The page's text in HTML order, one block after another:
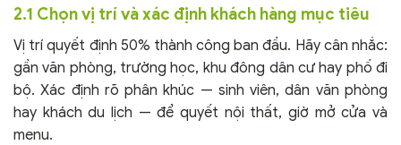
2.1 Chọn vị trí và xác định khách hàng mục tiêu
Vị trí quyết định 50% thành công ban đầu. Hãy cân nhắc:
gần văn phòng, trường học, khu đông dân cư hay phố đi
bộ. Xác định rõ phân khúc — sinh viên, dân văn phòng
hay khách du lịch — để quyết nội thất, giờ mở cửa và
menu.